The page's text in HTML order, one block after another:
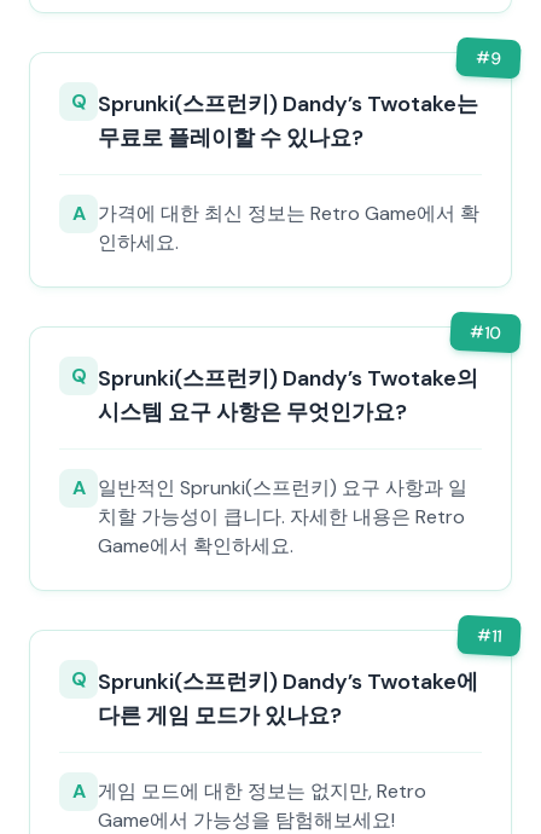
#9
Q Sprunki(스프런키) Dandy’s Twotake는
무료로 플레이할 수 있나요?
A 가격에 대한 최신 정보는 Retro Game에서 확
인하세요.
#10
Q Sprunki(스프런키) Dandy’s Twotake의
시스템 요구 사항은 무엇인가요?
A 일반적인 Sprunki(스프런키) 요구 사항과 일
치할 가능성이 큽니다. 자세한 내용은 Retro
Game에서 확인하세요.
#11
Q Sprunki(스프런키) Dandy’s Twotake에
다른 게임 모드가 있나요?
A 게임 모드에 대한 정보는 없지만, Retro
Game에서 가능성을 탐험해보세요!